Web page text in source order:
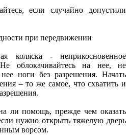
если случайно допустили
при передвижении
коляска - неприкосновенное
Не облокачивайтесь на нее, не
ноги без разрешения. Начать
– то же самое, что схватить и
ли помощь, прежде чем оказать
нужно открыть тяжелую дверь
ворсом.